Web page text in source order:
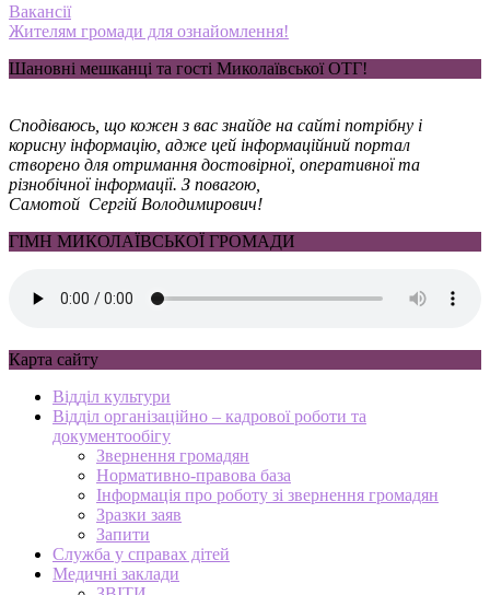
Вакансії
Жителям громади для ознайомлення!
Шановні мешканці та гості Миколаївської ОТГ!
Сподіваюсь, що кожен з вас знайде на сайті потрібну і
корисну інформацію, адже цей інформаційний портал
створено для отримання достовірної, оперативної та
різнобічної інформації. З повагою,
Самотой Сергій Володимирович!
ГІМН МИКОЛАЇВСЬКОЇ ГРОМАДИ
Карта сайту
Відділ культури
Відділ організаційно – кадрової роботи та
документообігу
Звернення громадян
Нормативно-правова база
Інформація про роботу зі звернення громадян
Зразки заяв
Запити
Служба у справах дітей
Медичні заклади